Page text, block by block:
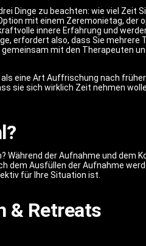
Dinge zu beachten: wie viel Zeit
mit einem Zeremonietag, der
innere Erfahrung und
erfordert also, dass Sie mehrere
mit den Therapeuten
eine Art Auffrischung nach
sie sich wirklich Zeit nehmen
Während der Aufnahme und dem
dem Ausfüllen der Aufnahme
für Ihre Situation ist.
& Retreats